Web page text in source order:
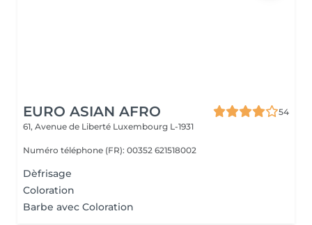
EURO ASIAN AFRO
54
61, Avenue de Liberté Luxembourg L-1931
Numéro téléphone (FR): 00352 621518002
Dèfrisage
Coloration
Barbe avec Coloration